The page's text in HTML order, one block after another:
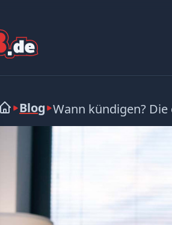
Blog Wann kündigen?